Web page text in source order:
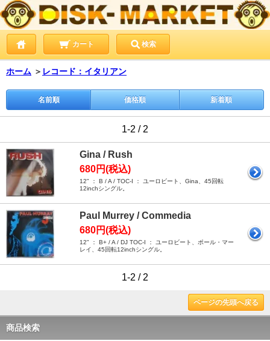
カート 検索
ホーム ＞ レコード：イタリアン
名前順 価格順 新着順
1-2 / 2
Gina / Rush
680円(税込)
12" ： B / A / TOC-I ： ユーロビート、Gina、45回転
12inchシングル。
Paul Murrey / Commedia
680円(税込)
12" ： B+ / A / DJ TOC-I ： ユーロビート、ポール・マー
レイ、45回転12inchシングル。
1-2 / 2
ページの先頭へ戻る
商品検索